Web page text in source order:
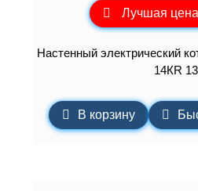
Лучшая
Настенный электрический
14КR 13
В корзину